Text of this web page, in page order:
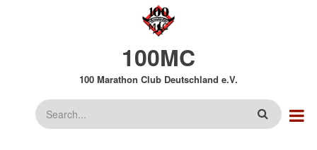
100MC
100 Marathon Club Deutschland e.V.
Suche